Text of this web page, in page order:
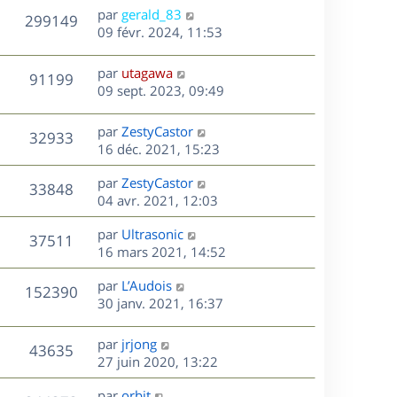
e
s
n
i
r
m
e
s
s
a
g
e
299149V
u
s
D
e
i
e
r
m
e
s
a
e
par gerald_83
09 févr. 2024, 11:53
91199V
u
e
D
e
i
e
r
m
e
s
s
a
g
e
par utagawa
09 sept. 2023, 09:49
32933V
u
e
D
e
r
n
i
e
r
m
e
s
s
a
g
e
par ZestyCastor
16 déc. 2021, 15:23
33848V
u
s
D
e
r
n
i
e
r
m
e
s
s
a
par ZestyCastor
04 avr. 2021, 12:03
37511
u
e
D
e
r
n
i
r
m
e
s
par Ultrasonic
16 mars 2021, 14:52
152390V
u
D
e
i
e
r
par L’Audois
30 janv. 2021, 16:37
43635V
u
D
e
r
par jrjong
27 juin 2020, 13:22